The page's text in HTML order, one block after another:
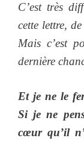
C’est très
cette lettre,
Mais c’est
dernière
Et je ne le
Si je ne
cœur qu’il